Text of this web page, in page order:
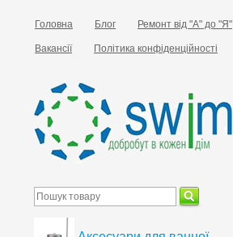
Головна Блог Ремонт від "А" до "Я"
Вакансії Політика конфіденційності